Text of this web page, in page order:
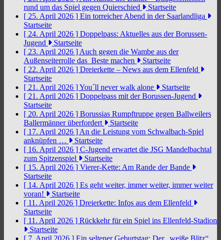
rund um das Spiel gegen Quierschied
Startseite
[ 25. April 2026 ] Ein torreicher Abend in der Saarlandliga
Startseite
[ 24. April 2026 ] Doppelpass: Aktuelles aus der Borussen-
Jugend
Startseite
[ 23. April 2026 ] Auch gegen die Wambe aus der
Außenseiterrolle das Beste machen
Startseite
[ 22. April 2026 ] Dreierkette – News aus dem Ellenfeld
Startseite
[ 21. April 2026 ]You´ll never walk alone
Startseite
[ 21. April 2026 ] Doppelpass mit der Borussen-Jugend
Startseite
[ 20. April 2026 ] Borussias Rumpftruppe gegen Ballweilers
Ballermänner überfordert
Startseite
[ 17. April 2026 ] An die Leistung vom Schwalbach-Spiel
anknüpfen …
Startseite
[ 16. April 2026 ] C-Jugend erwartet die JSG Mandelbachtal
zum Spitzenspiel
Startseite
[ 15. April 2026 ] Vierer-Kette: Am Rande der Bande
Startseite
[ 14. April 2026 ] Es geht weiter, immer weiter, immer weiter
voran!
Startseite
[ 11. April 2026 ] Dreierkette: Infos aus dem Ellenfeld
Startseite
[ 11. April 2026 ] Rückkehr für ein Spiel ins Ellenfeld-Stadion
Startseite
[ 7. April 2026 ] Ein seltener Geburtstag: Der „weiße Blitz“